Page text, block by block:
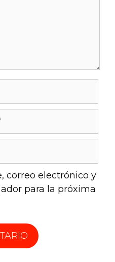
correo electrónico y
para la próxima